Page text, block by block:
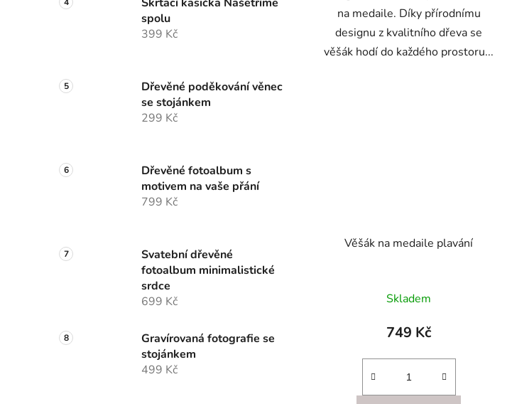
spolu
399 Kč
Dřevěné poděkování věnec
se stojánkem
299 Kč
Dřevěné fotoalbum s
motivem na vaše přání
799 Kč
Svatební dřevěné
fotoalbum minimalistické
srdce
699 Kč
Gravírovaná fotografie se
stojánkem
499 Kč
na medaile. Díky přírodnímu
designu z kvalitního dřeva se
věšák hodí do každého prostoru...
Věšák na medaile plavání
Skladem
749 Kč